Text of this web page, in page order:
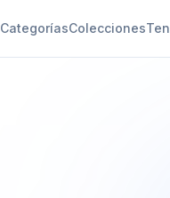
CategoríasColecciones